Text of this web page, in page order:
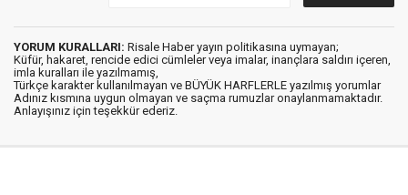
YORUM KURALLARI: Risale Haber yayın politikasına uymayan;
Küfür, hakaret, rencide edici cümleler veya imalar, inançlara saldırı içeren,
imla kuralları ile yazılmamış,
Türkçe karakter kullanılmayan ve BÜYÜK HARFLERLE yazılmış yorumlar
Adınız kısmına uygun olmayan ve saçma rumuzlar onaylanmamaktadır.
Anlayışınız için teşekkür ederiz.